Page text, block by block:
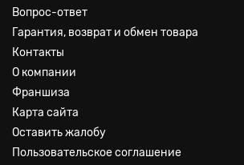
Вопрос-ответ
Гарантия, возврат и обмен товара
Контакты
О компании
Франшиза
Карта сайта
Оставить жалобу
Пользовательское соглашение